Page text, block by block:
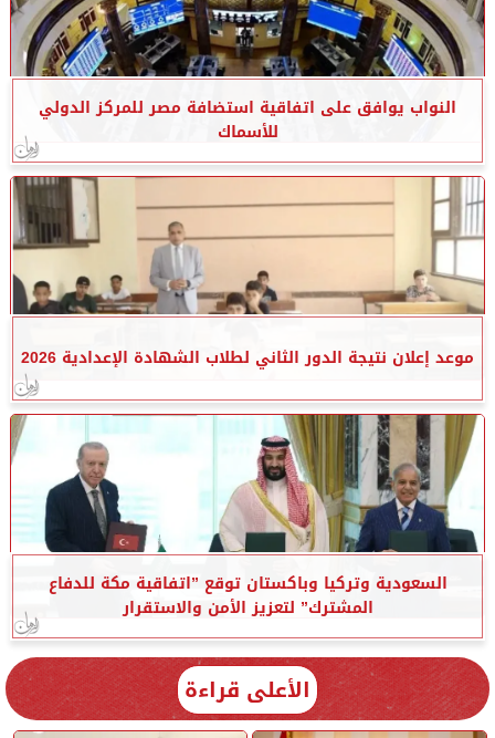
النواب يوافق على اتفاقية استضافة مصر للمركز الدولي
للأسماك
موعد إعلان نتيجة الدور الثاني لطلاب الشهادة الإعدادية 2026
السعودية وتركيا وباكستان توقع ”اتفاقية مكة للدفاع
المشترك” لتعزيز الأمن والاستقرار
الأعلى قراءة